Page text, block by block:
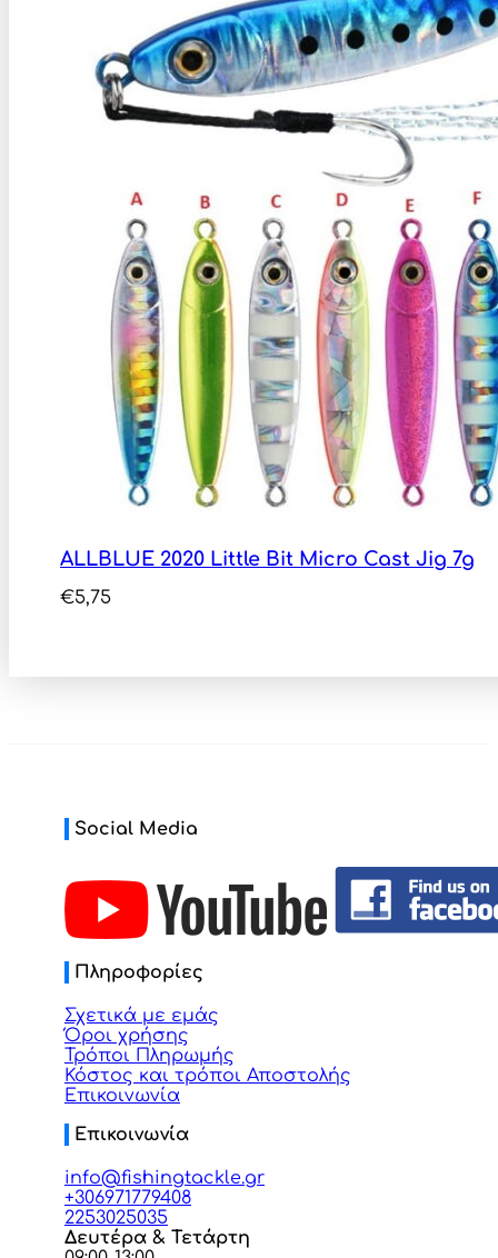
ALLBLUE 2020 Little Bit Micro Cast Jig 7g
€5,75
Social Media
Πληροφορίες
Σχετικά με εμάς
Όροι χρήσης
Τρόποι Πληρωμής
Κόστος και τρόποι Αποστολής
Επικοινωνία
Επικοινωνία
info@fishingtackle.gr
+306971779408
2253025035
Δευτέρα & Τετάρτη